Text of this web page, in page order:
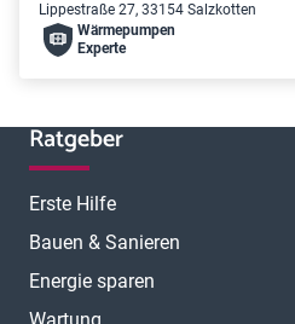
Lippestraße 27, 33154 Salzkotten
Wärme­pumpen
Experte
Ratgeber
Erste Hilfe
Bauen & Sanieren
Energie sparen